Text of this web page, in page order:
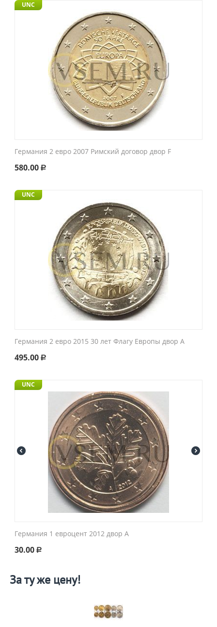
UNC
Германия 2 евро 2007 Римский договор двор F
580.00 Р
UNC
Германия 2 евро 2015 30 лет Флагу Европы двор A
495.00 Р
UNC
Германия 1 евроцент 2012 двор A
30.00 Р
За ту же цену!